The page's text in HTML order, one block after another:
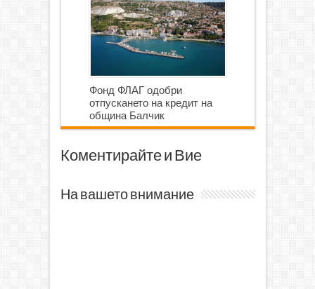
Фонд ФЛАГ одобри
отпускането на кредит на
община Балчик
Коментирайте и Вие
На вашето внимание